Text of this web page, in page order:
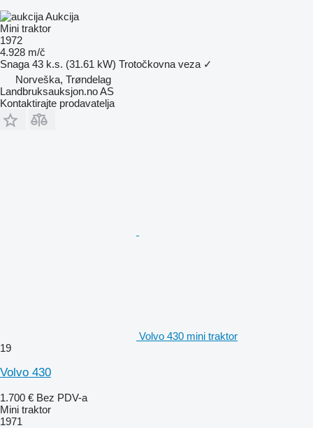
Aukcija
Mini traktor
1972
4.928 m/č
Snaga 43 k.s. (31.61 kW) Trotočkovna veza ✓
Norveška, Trøndelag
Landbruksauksjon.no AS
Kontaktirajte prodavatelja
Volvo 430 mini traktor
19
Volvo 430
1.700 € Bez PDV-a
Mini traktor
1971